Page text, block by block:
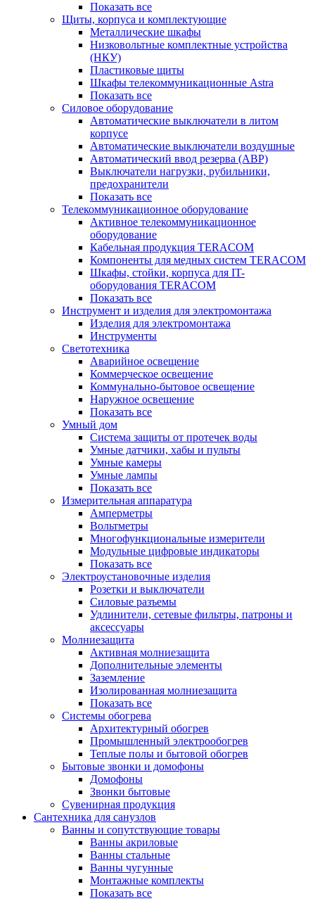
Показать все
Щиты, корпуса и комплектующие
Металлические шкафы
Низковольтные комплектные устройства
(НКУ)
Пластиковые щиты
Шкафы телекоммуникационные Astra
Показать все
Силовое оборудование
Автоматические выключатели в литом
корпусе
Автоматические выключатели воздушные
Автоматический ввод резерва (АВР)
Выключатели нагрузки, рубильники,
предохранители
Показать все
Телекоммуникационное оборудование
Активное телекоммуникационное
оборудование
Кабельная продукция TERACOM
Компоненты для медных систем TERACOM
Шкафы, стойки, корпуса для IT-
оборудования TERACOM
Показать все
Инструмент и изделия для электромонтажа
Изделия для электромонтажа
Инструменты
Светотехника
Аварийное освещение
Коммерческое освещение
Коммунально-бытовое освещение
Наружное освещение
Показать все
Умный дом
Система защиты от протечек воды
Умные датчики, хабы и пульты
Умные камеры
Умные лампы
Показать все
Измерительная аппаратура
Амперметры
Вольтметры
Многофункциональные измерители
Модульные цифровые индикаторы
Показать все
Электроустановочные изделия
Розетки и выключатели
Силовые разъемы
Удлинители, сетевые фильтры, патроны и
аксессуары
Молниезащита
Активная молниезащита
Дополнительные элементы
Заземление
Изолированная молниезащита
Показать все
Системы обогрева
Архитектурный обогрев
Промышленный электрообогрев
Теплые полы и бытовой обогрев
Бытовые звонки и домофоны
Домофоны
Звонки бытовые
Сувенирная продукция
Сантехника для санузлов
Ванны и сопутствующие товары
Ванны акриловые
Ванны стальные
Ванны чугунные
Монтажные комплекты
Показать все